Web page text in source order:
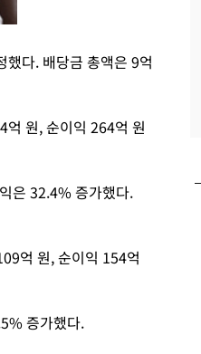
다. 배당금 총액은 9억
원, 순이익 264억 원
은 32.4% 증가했다.
억 원, 순이익 154억
증가했다.